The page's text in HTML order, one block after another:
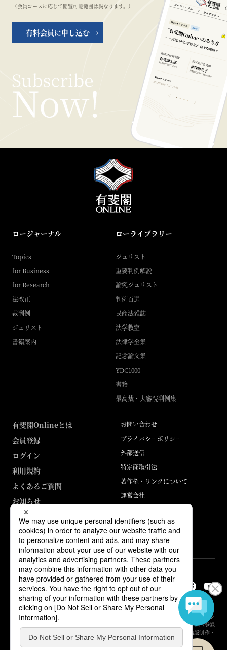
（会員コースに応じて閲覧可能範囲は異なります。）
有料会員に申し込む →
ロージャーナル
Topics
for Business
for Research
法改正
裁判例
ジュリスト
書籍案内
ローライブラリー
ジュリスト
重要判例解説
論究ジュリスト
判例百選
民商法雑誌
法学教室
法律学全集
記念論文集
YDC1000
書籍
最高裁・大審院判例集
有斐閣Onlineとは
会員登録
ログイン
利用規約
よくあるご質問
お知らせ
お問い合わせ
プライバシーポリシー
外部送信
特定商取引法
著作権・リンクについて
運営会社
ABJマークは、この電子書店・電子書籍配信サービスが、著作権者からコン
テンツ使用許諾を得た正規版配信サービスであることを示す登録商標（登録
番号 第6091713号）です。詳しくは［ABJマーク］または［電子出版制作・
流通協議会］で検索してください。